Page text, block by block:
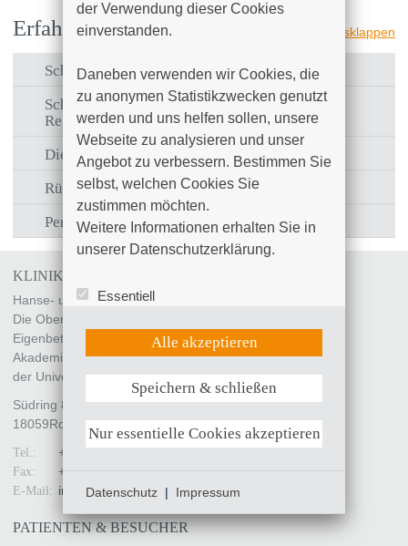
Erfahren Sie mehr alle ausklappen
Schmerztherapie
Schmerzarme Geburt - Geburtshilfliche
Regionalanaesthesie
Die Regionalanaesthesie
Rückenmarksnahe Anaesthesietechniken
Periphere regionale Nervenblockadetechniken
KLINIKUM SÜDSTADT ROSTOCK
Hanse- und Universitätsstadt Rostock
Die Oberbürgermeisterin
Eigenbetrieb „Klinikum Südstadt Rostock“
Akademisches Lehrkrankenhaus
der Universität Rostock
Südring 81
18059Rostock
Tel.: +49 (0)381 4401 - 0
Fax: +49 (0)381 4401 - 7799
E-Mail: info @kliniksued-rostock.de
PATIENTEN & BESUCHER
der Verwendung dieser Cookies
einverstanden.
Daneben verwenden wir Cookies, die
zu anonymen Statistikzwecken genutzt
werden und uns helfen sollen, unsere
Webseite zu analysieren und unser
Angebot zu verbessern. Bestimmen Sie
selbst, welchen Cookies Sie
zustimmen möchten.
Weitere Informationen erhalten Sie in
unserer Datenschutzerklärung.
Essentiell
UX (Hotjar)
Weitere Informationen anzeigen
Alle akzeptieren
Speichern & schließen
Nur essentielle Cookies akzeptieren
Datenschutz | Impressum